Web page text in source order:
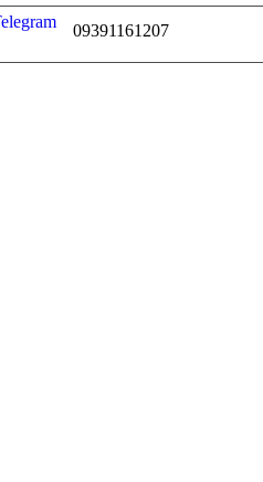
09391161207